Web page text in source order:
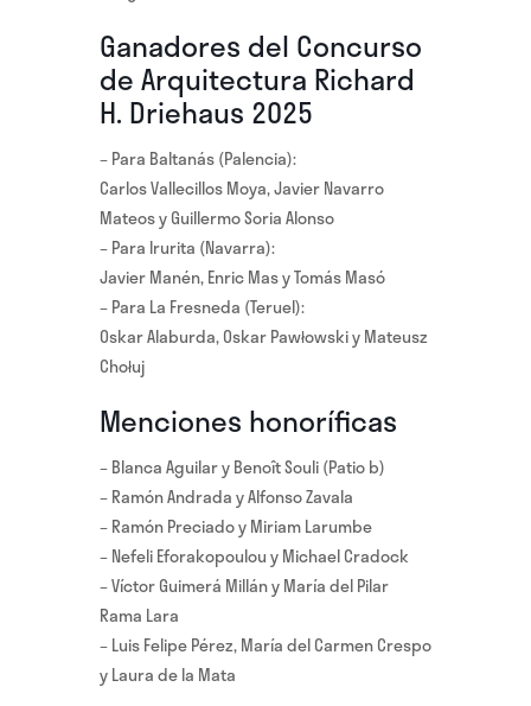
Ganadores del Concurso
de Arquitectura Richard
H. Driehaus 2025
– Para Baltanás (Palencia):
Carlos Vallecillos Moya, Javier Navarro
Mateos y Guillermo Soria Alonso
– Para Irurita (Navarra):
Javier Manén, Enric Mas y Tomás Masó
– Para La Fresneda (Teruel):
Oskar Alaburda, Oskar Pawłowski y Mateusz
Chołuj
Menciones honoríficas
– Blanca Aguilar y Benoît Souli (Patio b)
– Ramón Andrada y Alfonso Zavala
– Ramón Preciado y Miriam Larumbe
– Nefeli Eforakopoulou y Michael Cradock
– Víctor Guimerá Millán y María del Pilar
Rama Lara
– Luis Felipe Pérez, María del Carmen Crespo
y Laura de la Mata